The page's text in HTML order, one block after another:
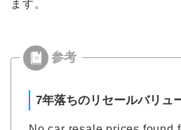
ます。
7年落ちのリセールバリュ